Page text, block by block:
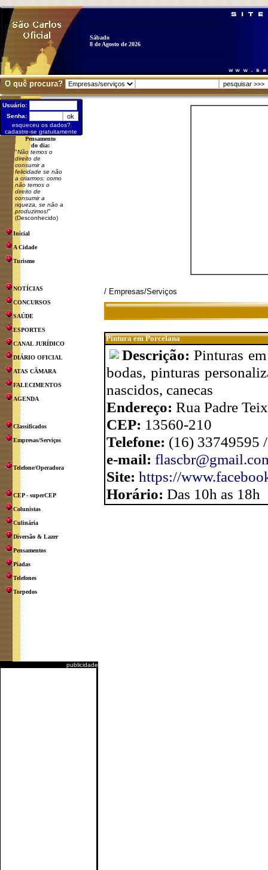
Sábado
8 de Agosto de 2026
O quê procura?
Usuário:
Senha:
esqueceu os dados?
cadastre-se gratuitamente
Pensamento
do dia:
"Não temos o
direito de
consumir a
felicidade se não
a criarmos: como
não temos o
direito de
consumir a
riqueza, se não a
produzimos!"
(Desconhecido)
Inicial
A Cidade
Turismo
NOTÍCIAS
CONCURSOS
SAÚDE
ESPORTES
CANAL JURÍDICO
DIÁRIO OFICIAL
ATAS CÂMARA
FALECIMENTOS
AGENDA
Classificados
Empresas/Serviços
Telefone/Operadora
CEP - superCEP
Colunistas
Culinária
Diversão & Lazer
Pensamentos
Piadas
Telefones
Torpedos
publicidade
/ Empresas/Serviços
Pintura em Porcelana
Descrição:Pinturas
bodas, pinturas
nascidos, canecas
Endereço: Rua Padre
CEP: 13560-210
Telefone: (16) 33749595
e-mail:
Site: https://
Horário: Das 10h as 18h